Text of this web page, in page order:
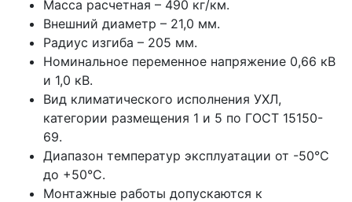
Масса расчетная – 490 кг/км.
Внешний диаметр – 21,0 мм.
Радиус изгиба – 205 мм.
Номинальное переменное напряжение 0,66 кВ
и 1,0 кВ.
Вид климатического исполнения УХЛ,
категории размещения 1 и 5 по ГОСТ 15150-
69.
Диапазон температур эксплуатации от -50°С
до +50°С.
Монтажные работы допускаются к